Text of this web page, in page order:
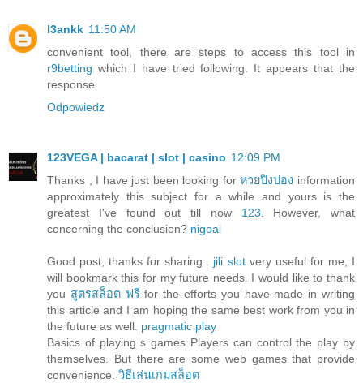
l3ankk 11:50 AM
convenient tool, there are steps to access this tool in
r9betting which I have tried following. It appears that the
response
Odpowiedz
123VEGA | bacarat | slot | casino 12:09 PM
Thanks , I have just been looking forหวยปิงปอง information
approximately this subject for a while and yours is the
greatest I've found out till now 123 . However, what
concerning the conclusion? nigoal
Good post, thanks for sharing.. jili slotvery useful for me, I
will bookmark this for my future needs. I would like to thank
you สูตรสล็อต ฟรีfor the efforts you have made in writing
this article and I am hoping the same best work from you in
the future as well. pragmatic play
Basics of playing s games Players can control the play by
themselves. But there are some web games that provide
convenience. วิธีเล่นเกมสล็อต